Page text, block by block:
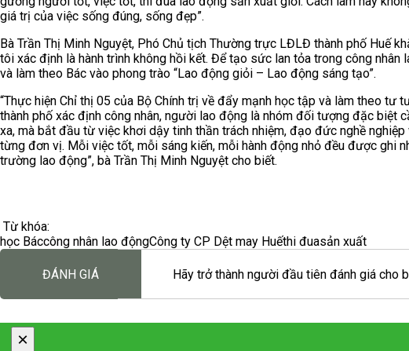
giá trị của việc sống đúng, sống đẹp”.
Bà Trần Thị Minh Nguyệt, Phó Chủ tịch Thường trực LĐLĐ thành phố Huế
tôi xác định là hành trình không hồi kết. Để tạo sức lan tỏa trong công
và làm theo Bác vào phong trào “Lao động giỏi – Lao động sáng tạo”.
“Thực hiện Chỉ thị 05 của Bộ Chính trị về đẩy mạnh học tập và làm theo tư
thành phố xác định công nhân, người lao động là nhóm đối tượng đặc biệt
xa, mà bắt đầu từ việc khơi dậy tinh thần trách nhiệm, đạo đức nghề
từng đơn vị. Mỗi việc tốt, mỗi sáng kiến, mỗi hành động nhỏ đều được ghi
trường lao động”, bà Trần Thị Minh Nguyệt cho biết.
Từ khóa:
học Báccông nhân lao độngCông ty CP Dệt may Huếthi đuasản xuất
ĐÁNH GIÁ Hãy trở thành người đầu tiên đánh giá cho
×